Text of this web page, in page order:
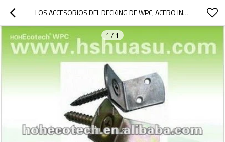
LOS ACCESORIOS DEL DECKING DE WPC, ACERO INOXIDABLE COMPUESTO ACORTAN PARA EL DECKING
1 / 1